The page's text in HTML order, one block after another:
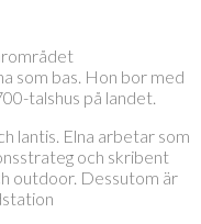
som bas. Hon bor med
talshus på landet.
lantis. Elna arbetar som
och skribent
outdoor. Dessutom är